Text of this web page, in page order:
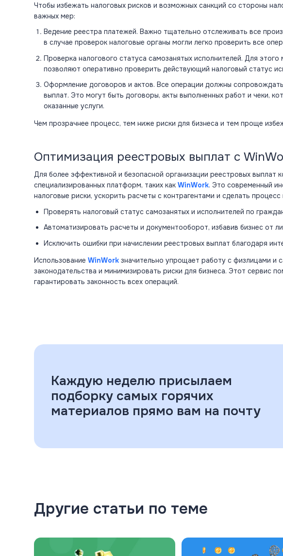
Чтобы избежать налоговых рисков и возможных санкций со стороны
важных мер:
Ведение реестра платежей. Важно тщательно отслеживать все
в случае проверок налоговые органы могли легко проверить все
Проверка налогового статуса самозанятых исполнителей. Для
позволяют оперативно проверить действующий налоговый статус
Оформление договоров и актов. Все операции должны
выплат. Это могут быть договоры, акты выполненных работ и чеки,
оказанные услуги.
Чем прозрачнее процесс, тем ниже риски для бизнеса и тем проще
Оптимизация реестровых выплат с
Для более эффективной и безопасной организации реестровых выплат
специализированных платформ, таких какWinWork. Это современный
налоговые риски, ускорить расчеты с контрагентами и сделать
Проверять налоговый статус самозанятых и исполнителей по
Автоматизировать расчеты и документооборот, избавив бизнес от
Исключить ошибки при начислении реестровых выплат благодаря
ИспользованиеWinWork значительно упрощает работу сфизлицамии
законодательства и минимизировать риски для бизнеса. Этот сервис
гарантировать законность всех операций.
Каждую неделю присылаем
подборку самых горячих
материалов прямо вам на почту
Другие статьи по теме